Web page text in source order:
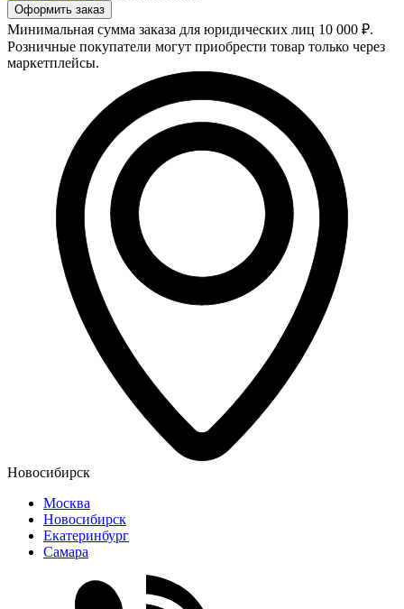
Минимальная сумма заказа для юридических лиц 10 000 ₽.
Розничные покупатели могут приобрести товар только через
маркетплейсы.
Новосибирск
Москва
Новосибирск
Екатеринбург
Самара